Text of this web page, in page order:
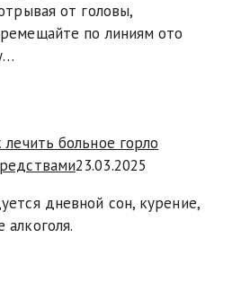
от головы,
по линиям ото
лечить больное горло
23.03.2025
дневной сон, курение,
алкоголя.